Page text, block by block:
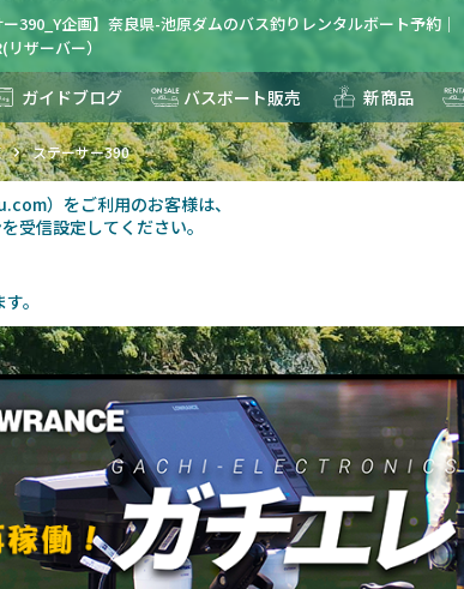
ー390_Y企画】奈良県-池原ダムのバス釣りレンタルボート予約｜
リザーバー）
ガイドブログ バスボート販売 新商品
ステーサー390
）をご利用のお客様は、
受信設定してください。
。